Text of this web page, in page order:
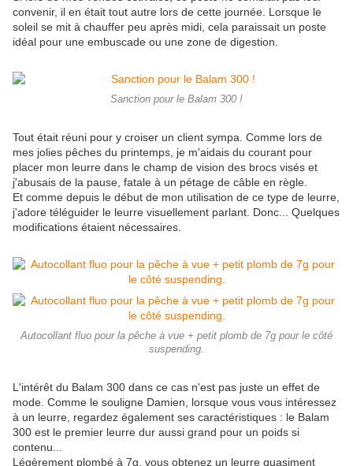
convenir, il en était tout autre lors de cette journée. Lorsque le
soleil se mit à chauffer peu après midi, cela paraissait un poste
idéal pour une embuscade ou une zone de digestion.
Sanction pour le Balam 300 !
Tout était réuni pour y croiser un client sympa. Comme lors de
mes jolies pêches du printemps, je m'aidais du courant pour
placer mon leurre dans le champ de vision des brocs visés et
j'abusais de la pause, fatale à un pétage de câble en règle.
Et comme depuis le début de mon utilisation de ce type de leurre,
j'adore téléguider le leurre visuellement parlant. Donc... Quelques
modifications étaient nécessaires.
Autocollant fluo pour la pêche à vue + petit plomb de 7g pour le côté
suspending.
L'intérêt du Balam 300 dans ce cas n'est pas juste un effet de
mode. Comme le souligne Damien, lorsque vous vous intéressez
à un leurre, regardez également ses caractéristiques : le Balam
300 est le premier leurre dur aussi grand pour un poids si
contenu...
Légèrement plombé à 7g, vous obtenez un leurre quasiment